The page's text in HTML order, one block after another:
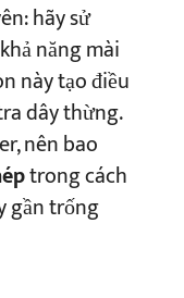
hãy sử
năng mài
này tạo điều
dây thừng.
nên bao
trong cách
gần trống